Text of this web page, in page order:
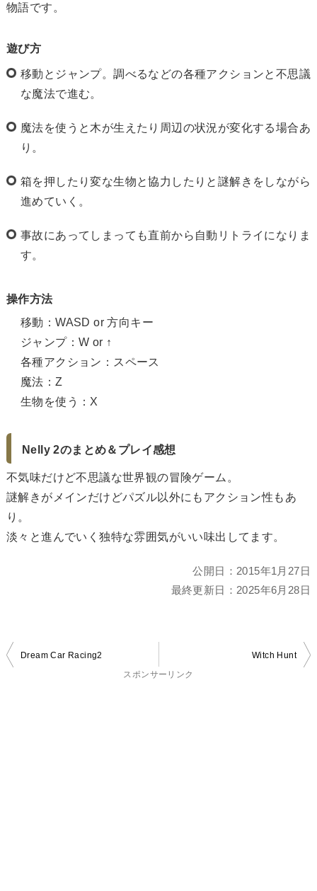
物語です。
遊び方
移動とジャンプ。調べるなどの各種アクションと不思議
な魔法で進む。
魔法を使うと木が生えたり周辺の状況が変化する場合あ
り。
箱を押したり変な生物と協力したりと謎解きをしながら
進めていく。
事故にあってしまっても直前から自動リトライになりま
す。
操作方法
移動：WASD or 方向キー
ジャンプ：W or ↑
各種アクション：スペース
魔法：Z
生物を使う：X
Nelly 2のまとめ＆プレイ感想
不気味だけど不思議な世界観の冒険ゲーム。
謎解きがメインだけどパズル以外にもアクション性もあ
り。
淡々と進んでいく独特な雰囲気がいい味出してます。
公開日： 2015年1月27日
最終更新日： 2025年6月28日
投
Dream Car Racing2
Witch Hunt
スポンサーリンク